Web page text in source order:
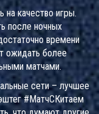
на качество игры.
после ночных
времени
ожидать более
матчами.
сети – лучшее
#МатчСКитаем